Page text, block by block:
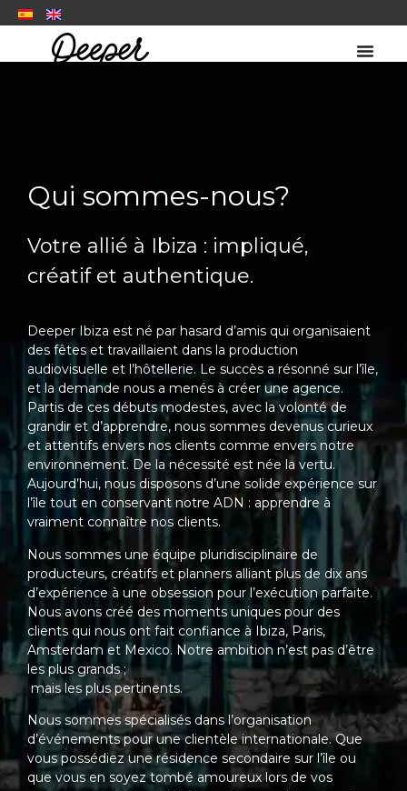
Qui sommes-nous?
Votre allié à Ibiza : impliqué,
créatif et authentique.
Deeper Ibiza est né par hasard d’amis qui organisaient
des fêtes et travaillaient dans la production
audiovisuelle et l’hôtellerie. Le succès a résonné sur l’île,
et la demande nous a menés à créer une agence.
Partis de ces débuts modestes, avec la volonté de
grandir et d’apprendre, nous sommes devenus curieux
et attentifs envers nos clients comme envers notre
environnement. De la nécessité est née la vertu.
Aujourd’hui, nous disposons d’une solide expérience sur
l’île tout en conservant notre ADN : apprendre à
vraiment connaître nos clients.
Nous sommes une équipe pluridisciplinaire de
producteurs, créatifs et planners alliant plus de dix ans
d’expérience à une obsession pour l’exécution parfaite.
Nous avons créé des moments uniques pour des
clients qui nous ont fait confiance à Ibiza, Paris,
Amsterdam et Mexico. Notre ambition n’est pas d’être
les plus grands ;
mais les plus pertinents.
Nous sommes spécialisés dans l’organisation
d’événements pour une clientèle internationale. Que
vous possédiez une résidence secondaire sur l’île ou
que vous en soyez tombé amoureux lors de vos